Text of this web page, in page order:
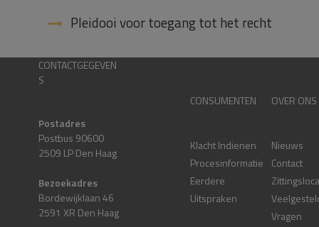
Pleidooi voor toegang tot het recht
CONTACTGEGEVEN
S
Postadres
Postbus 90600
2509 LP Den Haag
Bezoekadres
Bordewijklaan 46
2591 XR Den Haag
CONSUMENTEN
Klacht Indienen
Procesinformatie
Eerdere
Uitspraken
OVER ONS
Nieuws
Contact
Vragen